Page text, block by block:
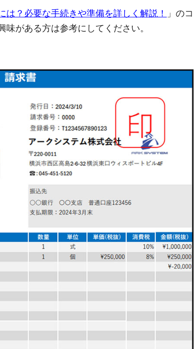
は？必要な手続きや準備を詳しく解説！
」のコ
がある方は参考にしてください。